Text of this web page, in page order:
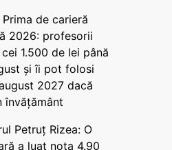
Prima de carieră
2026: profesorii
1.500 de lei până
și îi pot folosi
2027 dacă
învățământ
Petruț Rizea: O
a luat nota 4.90